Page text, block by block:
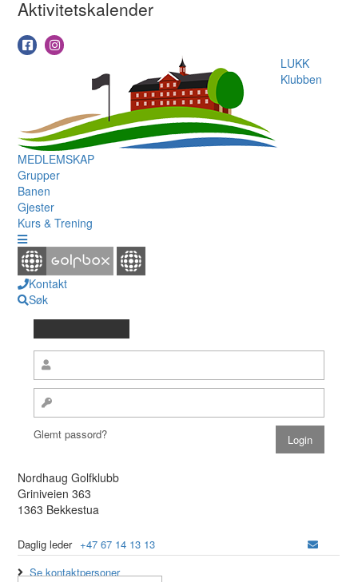
Aktivitetskalender
LUKK
Klubben
MEDLEMSKAP
Grupper
Banen
Gjester
Kurs & Trening
Kontakt
Søk
Glemt passord?
Nordhaug Golfklubb
Griniveien 363
1363 Bekkestua
Daglig leder +47 67 14 13 13
Se kontaktpersoner